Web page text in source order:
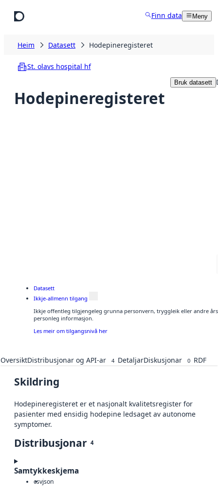
Finn data Meny
Heim Datasett Hodepineregisteret
St. olavs hospital hf
Hodepineregisteret
Bruk datasett
Datasett
Ikkje-allmenn tilgang
Ikkje offentleg tilgjengeleg grunna personvern, tryggleik eller andre
personleg informasjon.
Les meir om tilgangsnivå her
OversiktDistribusjonar og API-ar 4 DetaljarDiskusjonar 0 RDF
Skildring
Hodepineregisteret er et nasjonalt kvalitetsregister for
pasienter med ensidig hodepine ledsaget av autonome
symptomer.
Distribusjonar 4
Samtykkeskjema
csvjson